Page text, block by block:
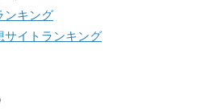
ンキング
サイトランキング